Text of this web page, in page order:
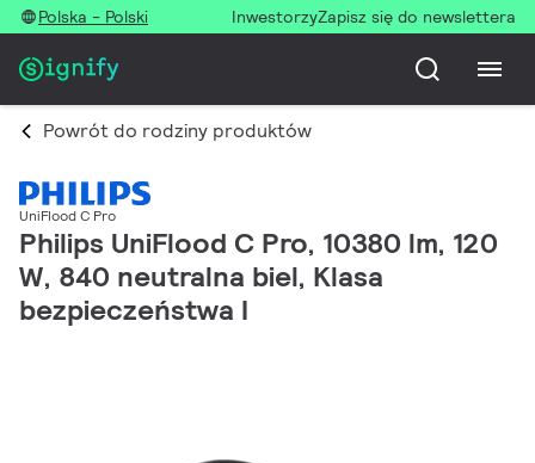
Polska - Polski InwestorzyZapisz się do newslettera
Powrót do rodziny produktów
UniFlood C Pro
Philips UniFlood C Pro, 10380 lm, 120
W, 840 neutralna biel, Klasa
bezpieczeństwa I